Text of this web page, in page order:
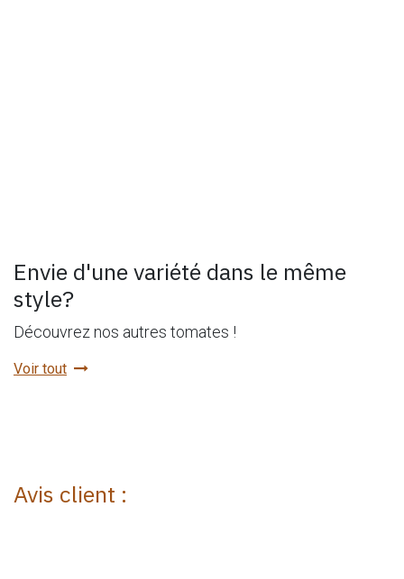
Envie d'une variété dans le même
style?
Découvrez nos autres tomates !
Voir tout
Avis client :